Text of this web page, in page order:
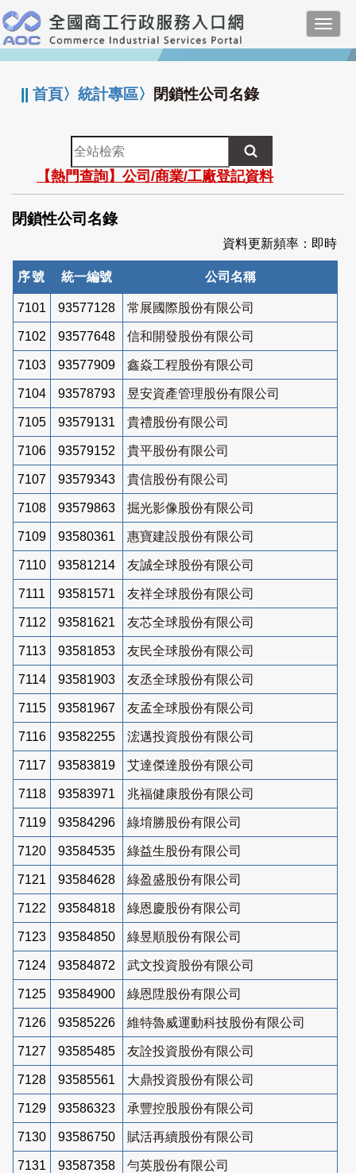
跳
到
主
要
:::
||首頁〉統計專區〉 閉鎖性公司名錄
全
站
檢
索
【熱門查詢】公司/商業/工廠登記資料
閉鎖性公司名錄
資料更新頻率：即時
序號 統一編號 公司名稱
7101 93577128 常展國際股份有限公司
7102 93577648 信和開發股份有限公司
7103 93577909 鑫焱工程股份有限公司
7104 93578793 昱安資產管理股份有限公司
7105 93579131 貴禮股份有限公司
7106 93579152 貴平股份有限公司
7107 93579343 貴信股份有限公司
7108 93579863 掘光影像股份有限公司
7109 93580361 惠寶建設股份有限公司
7110 93581214 友誠全球股份有限公司
7111 93581571 友祥全球股份有限公司
7112 93581621 友芯全球股份有限公司
7113 93581853 友民全球股份有限公司
7114 93581903 友丞全球股份有限公司
7115 93581967 友孟全球股份有限公司
7116 93582255 浤邁投資股份有限公司
7117 93583819 艾達傑達股份有限公司
7118 93583971 兆福健康股份有限公司
7119 93584296 綠堉勝股份有限公司
7120 93584535 綠益生股份有限公司
7121 93584628 綠盈盛股份有限公司
7122 93584818 綠恩慶股份有限公司
7123 93584850 綠昱順股份有限公司
7124 93584872 武文投資股份有限公司
7125 93584900 綠恩陞股份有限公司
7126 93585226 維特魯威運動科技股份有限公司
7127 93585485 友詮投資股份有限公司
7128 93585561 大鼎投資股份有限公司
7129 93586323 承豐控股股份有限公司
7130 93586750 賦活再續股份有限公司
7131 93587358 勻英股份有限公司